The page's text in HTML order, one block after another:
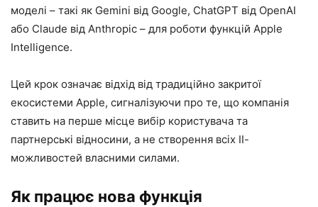
моделі – такі як Gemini від Google, ChatGPT від OpenAI
або Claude від Anthropic – для роботи функцій Apple
Intelligence.
Цей крок означає відхід від традиційно закритої
екосистеми Apple, сигналізуючи про те, що компанія
ставить на перше місце вибір користувача та
партнерські відносини, а не створення всіх ІІ-
можливостей власними силами.
Як працює нова функція